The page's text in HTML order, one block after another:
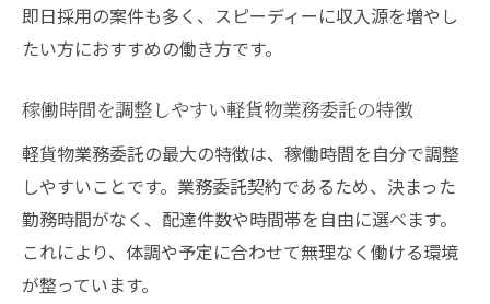
即日採用の案件も多く、スピーディーに収入源を増やし
たい方におすすめの働き方です。
稼働時間を調整しやすい軽貨物業務委託の特徴
軽貨物業務委託の最大の特徴は、稼働時間を自分で調整
しやすいことです。業務委託契約であるため、決まった
勤務時間がなく、配達件数や時間帯を自由に選べます。
これにより、体調や予定に合わせて無理なく働ける環境
が整っています。